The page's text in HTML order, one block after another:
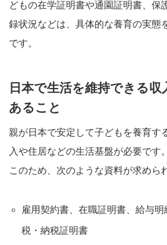
どもの在学証明書や通園証明書、保
録状況などは、具体的な養育の実態
です。
日本で生活を維持できる収
あること
親が日本で安定して子どもを養育す
入や住居などの生活基盤が必要です。
このため、次のような資料が求めら
雇用契約書、在職証明書、給与
税・納税証明書